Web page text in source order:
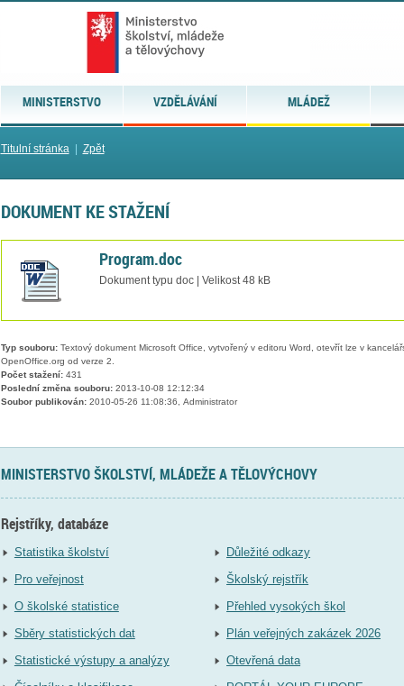
MINISTERSTVO VZDĚLÁVÁNÍ MLÁDEŽ
Titulní stránka| Zpět
DOKUMENT KE STAŽENÍ
Program.doc
Dokument typu doc | Velikost 48 kB
Typ souboru:Textový dokument Microsoft Office, vytvořený v editoru Word, otevřít lze v
OpenOffice.org od verze 2.
Počet stažení:431
Poslední změna souboru:2013-10-08 12:12:34
Soubor publikován:2010-05-26 11:08:36, Administrator
MINISTERSTVO ŠKOLSTVÍ, MLÁDEŽE A TĚLOVÝCHOVY
Rejstříky, databáze
Statistika školství
Pro veřejnost
O školské statistice
Sběry statistických dat
Statistické výstupy a analýzy
Důležité odkazy
Školský rejstřík
Přehled vysokých škol
Plán veřejných zakázek 2026
Otevřená data